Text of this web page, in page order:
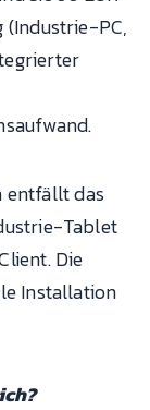
PC,
entfällt das
Tablet
Die
Installation